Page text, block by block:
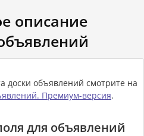
описание
доски объявлений смотрите на
Премиум-версия.
для объявлений